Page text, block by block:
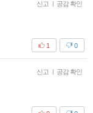
신고 | 공감 확인
0
1
신고 | 공감 확인